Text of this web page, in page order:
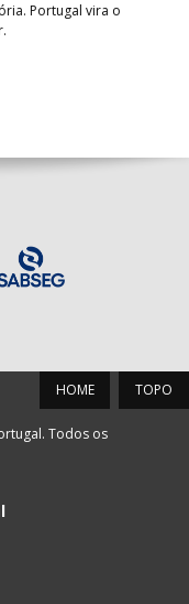
Portugal vira o
TOPO
HOME
Todos os